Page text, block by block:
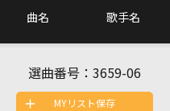
曲名 歌手名
選曲番号： 3659-06
MYリスト保存